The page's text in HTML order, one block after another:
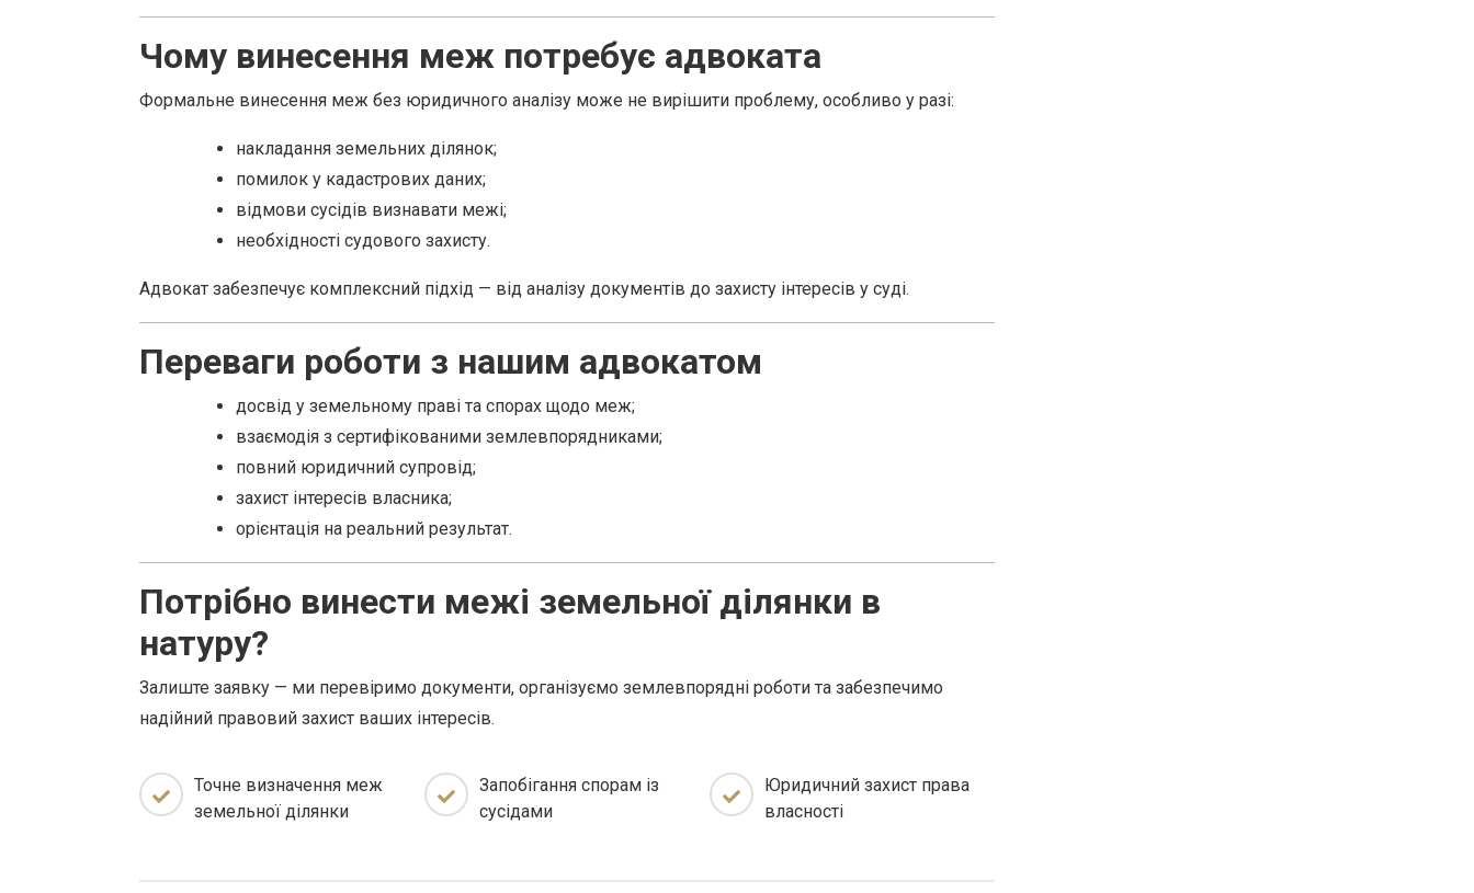
Чому винесення меж потребує адвоката
Формальне винесення меж без юридичного аналізу може не вирішити проблему, особливо у разі:
накладання земельних ділянок;
помилок у кадастрових даних;
відмови сусідів визнавати межі;
необхідності судового захисту.
Адвокат забезпечує комплексний підхід — від аналізу документів до захисту інтересів у суді.
Переваги роботи з нашим адвокатом
досвід у земельному праві та спорах щодо меж;
взаємодія з сертифікованими землевпорядниками;
повний юридичний супровід;
захист інтересів власника;
орієнтація на реальний результат.
Потрібно винести межі земельної ділянки в
натуру?
Залиште заявку — ми перевіримо документи, організуємо землевпорядні роботи та забезпечимо
надійний правовий захист ваших інтересів.
Точне визначення меж
земельної ділянки
Запобігання спорам із
сусідами
Юридичний захист права
власності